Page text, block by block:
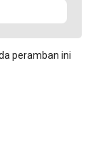
peramban ini